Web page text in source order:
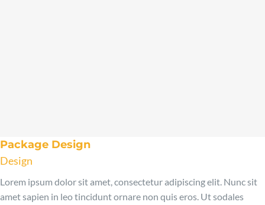
Package Design
Design
Lorem ipsum dolor sit amet, consectetur adipiscing elit. Nunc sit
amet sapien in leo tincidunt ornare non quis eros. Ut sodales